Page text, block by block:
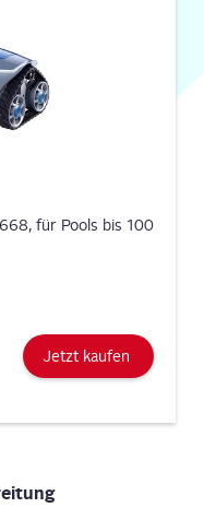
für Pools bis 100
Jetzt kaufen